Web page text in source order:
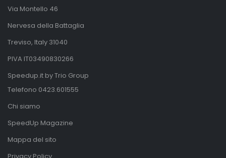
Via Montello 46
Nervesa della Battaglia
Treviso, Italy 31040
PIVA IT03490830266
Speedup.it by Trio Group
Telefono 0423.601555
Chi siamo
SpeedUp Magazine
Mappa del sito
Privacy Policy